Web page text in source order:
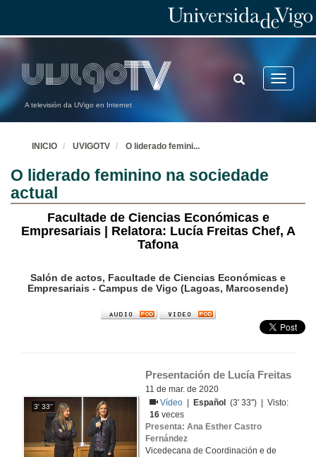
A televisión da UVigo en Internet
Toggle
TOGGLE
SEARCH
INICIO UVIGOTV O liderado femini...
O liderado feminino na sociedade
actual
Facultade de Ciencias Económicas e
Empresariais | Relatora: Lucía Freitas Chef, A
Tafona
Salón de actos, Facultade de Ciencias Económicas e
Empresariais - Campus de Vigo (Lagoas, Marcosende)
3' 33''
Presentación de Lucía Freitas
11 de mar. de 2020
Vídeo
Español
(3' 33'') | Visto:
16 veces
Presenta: Ana Esther Castro
Fernández
Vicedecana de Coordinación e de